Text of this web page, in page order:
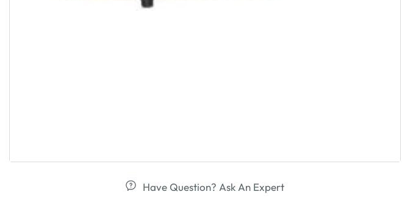
Have Question? Ask An Expert